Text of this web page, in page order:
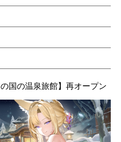
国の温泉旅館】再オープン